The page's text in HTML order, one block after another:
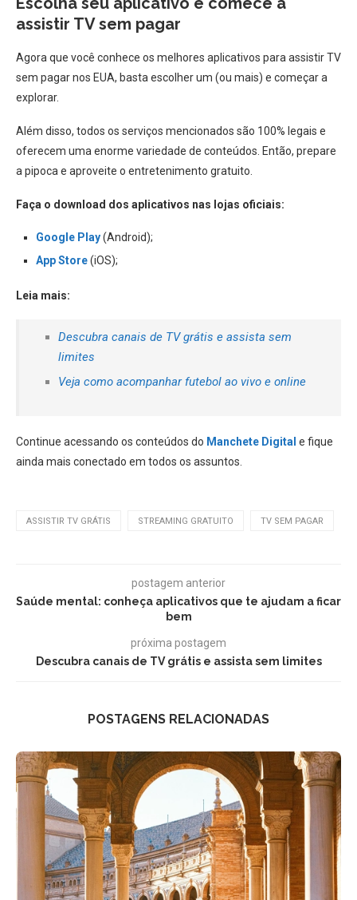
assistir TV sem pagar
Agora que você conhece os melhores aplicativos para assistir TV
sem pagar nos EUA, basta escolher um (ou mais) e começar a
explorar.
Além disso, todos os serviços mencionados são 100% legais e
oferecem uma enorme variedade de conteúdos. Então, prepare
a pipoca e aproveite o entretenimento gratuito.
Faça o download dos aplicativos nas lojas oficiais:
Google Play(Android);
App Store(iOS);
Leia mais:
Descubra canais de TV grátis e assista sem
limites
Veja como acompanhar futebol ao vivo e online
Continue acessando os conteúdos do Manchete Digital e fique
ainda mais conectado em todos os assuntos.
ASSISTIR TV GRÁTIS STREAMING GRATUITO TV SEM PAGAR
postagem anterior
Saúde mental: conheça aplicativos que te ajudam a ficar
bem
próxima postagem
Descubra canais de TV grátis e assista sem limites
POSTAGENS RELACIONADAS